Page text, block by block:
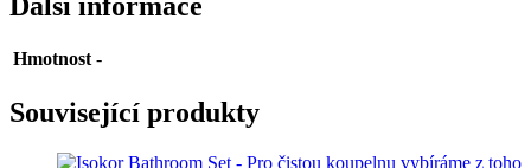
Hmotnost -
Související produkty